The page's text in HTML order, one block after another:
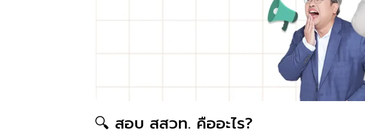
🔍 สอบ สสวท. คืออะไร?